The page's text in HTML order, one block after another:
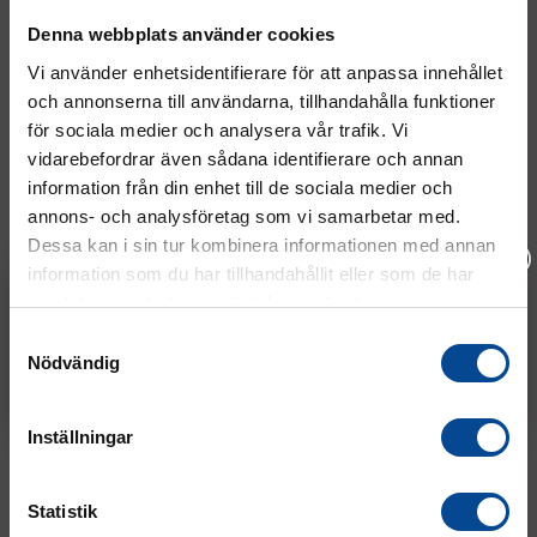
Denna webbplats använder cookies
Vi använder enhetsidentifierare för att anpassa innehållet
och annonserna till användarna, tillhandahålla funktioner
för sociala medier och analysera vår trafik. Vi
vidarebefordrar även sådana identifierare och annan
information från din enhet till de sociala medier och
annons- och analysföretag som vi samarbetar med.
Dessa kan i sin tur kombinera informationen med annan
information som du har tillhandahållit eller som de har
samlat in när du har använt deras tjänster.
Nödvändig
Inställningar
Statistik
Innolift IM600.1000 –
Självlastande palldragare
för större skåpbilar, kap.
600 kg, lyfthöjd 900 mm
Ta med Trucken – slipp
Innolift IXL1000.1250 –
Självlastande palldragare
stora skåpbilar, kap. 1000
kg, lyfthöjd 1150 mm
Ta med Trucken – slipp